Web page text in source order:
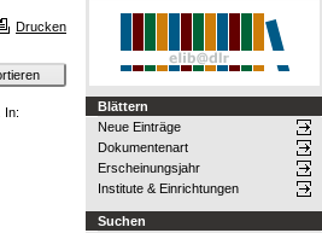
Drucken
In:
Blättern
Neue Einträge
Dokumentenart
Erscheinungsjahr
Institute & Einrichtungen
Suchen